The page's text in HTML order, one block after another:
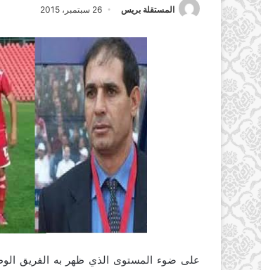
المستقلة بريس 26 سبتمبر، 2015
على ضوء المستوى الذي ظهر به الفريق